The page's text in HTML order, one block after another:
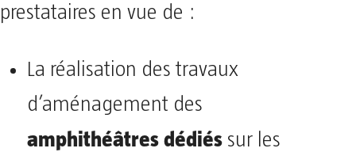
prestataires en vue de :
La réalisation des travaux
d’aménagement des
amphithéâtres dédiéssur les